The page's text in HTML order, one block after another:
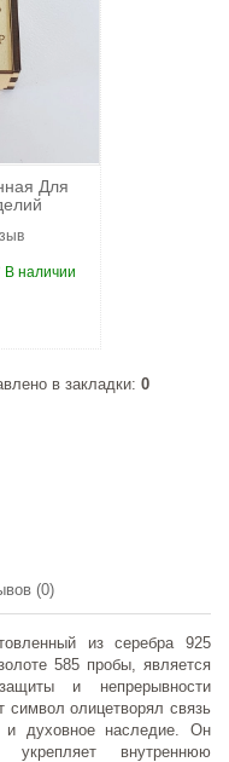
Для
В наличии
в закладки: 0
(0)
из серебра 925
585 пробы, является
и непрерывности
символ олицетворял связь
духовное наследие. Он
внутреннюю